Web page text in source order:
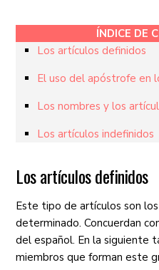
ÍNDICE DE
Los artículos definidos
El uso del apóstrofe en
Los nombres y los
Los artículos indefinidos
Los artículos definidos
Este tipo de artículos son
determinado. Concuerdan
del español. En la siguiente
miembros que forman este